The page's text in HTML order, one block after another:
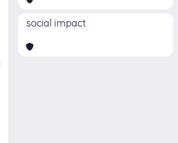
social impact